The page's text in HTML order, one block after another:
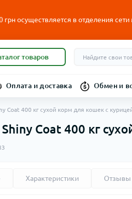
грн осуществляется в отделения
товаров
Оплата и доставка Обмен и
Coat 400 кг сухой корм для кошек c
Coat 400 кг
Характеристики Отзывы